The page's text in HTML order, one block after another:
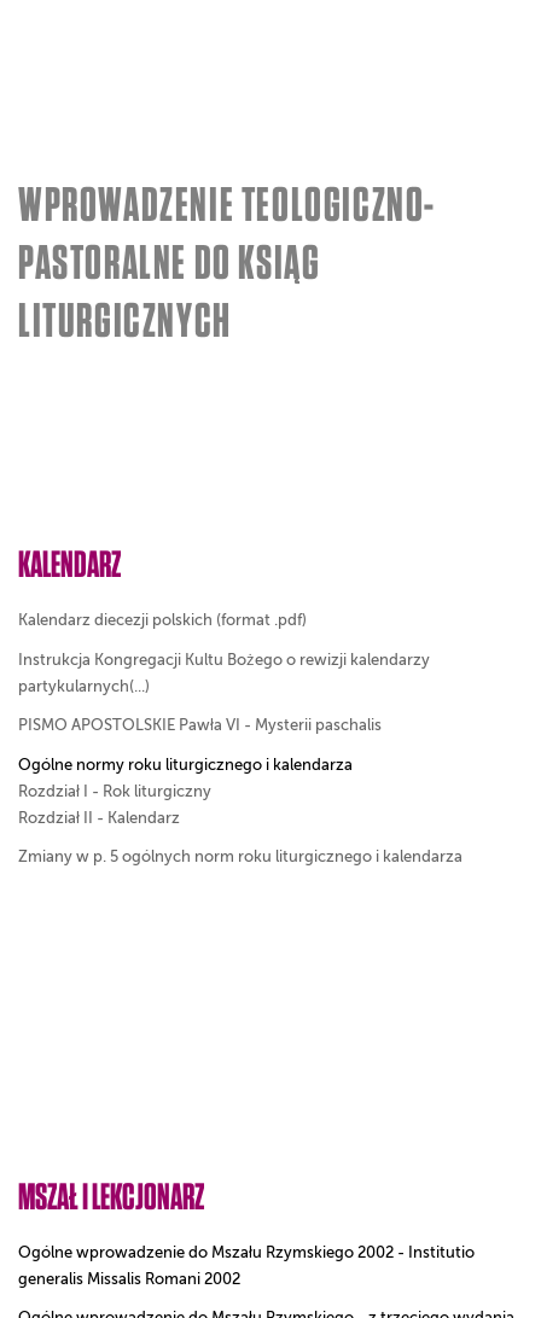
WPROWADZENIE TEOLOGICZNO-
PASTORALNE DO KSIĄG
LITURGICZNYCH
KALENDARZ
Kalendarz diecezji polskich (format .pdf)
Instrukcja Kongregacji Kultu Bożego o rewizji kalendarzy
partykularnych(...)
PISMO APOSTOLSKIE Pawła VI - Mysterii paschalis
Ogólne normy roku liturgicznego i kalendarza
Rozdział I - Rok liturgiczny
Rozdział II - Kalendarz
Zmiany w p. 5 ogólnych norm roku liturgicznego i kalendarza
MSZAŁ I LEKCJONARZ
Ogólne wprowadzenie do Mszału Rzymskiego 2002 - Institutio
generalis Missalis Romani 2002